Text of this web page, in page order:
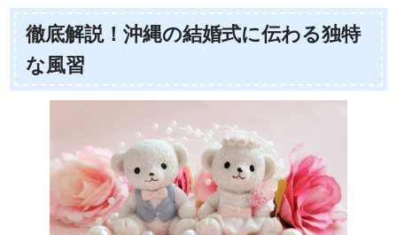
徹底解説！沖縄の結婚式に伝わる独特
な風習